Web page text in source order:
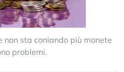
sta coniando più monete
problemi.